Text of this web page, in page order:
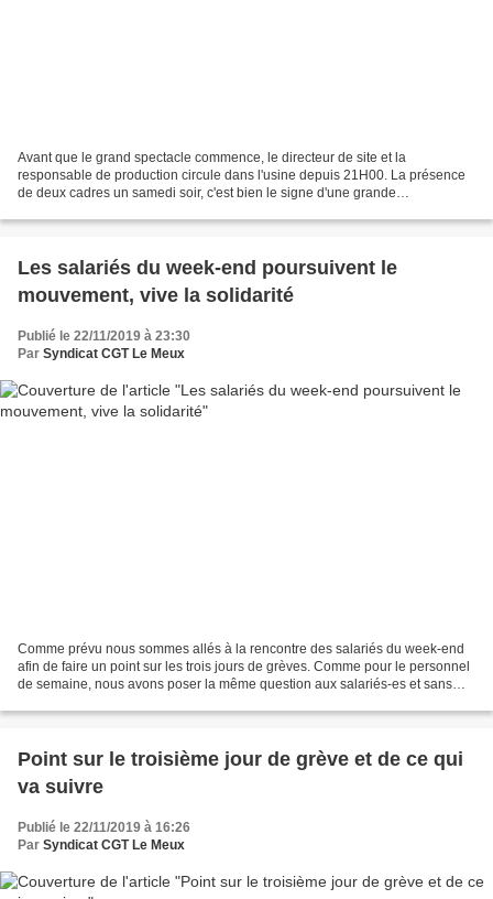
Avant que le grand spectacle commence, le directeur de site et la
responsable de production circule dans l'usine depuis 21H00. La présence
de deux cadres un samedi soir, c'est bien le signe d'une grande
Les salariés du week-end poursuivent le
mouvement, vive la solidarité
Publié le 22/11/2019 à 23:30
Par Syndicat CGT Le Meux
Comme prévu nous sommes allés à la rencontre des salariés du week-end
afin de faire un point sur les trois jours de grèves. Comme pour le personnel
de semaine, nous avons poser la même question aux salariés-es et sans
Point sur le troisième jour de grève et de ce qui
va suivre
Publié le 22/11/2019 à 16:26
Par Syndicat CGT Le Meux